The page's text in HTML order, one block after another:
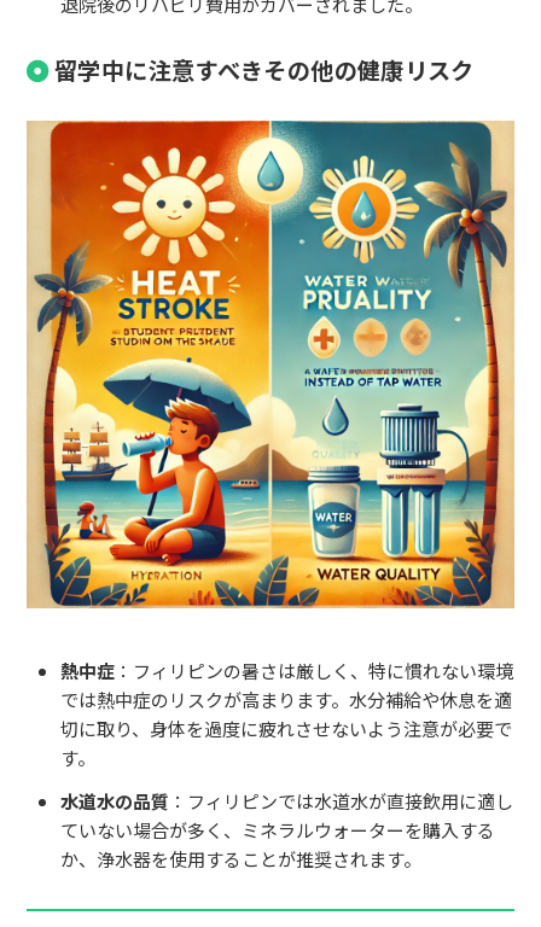
留学中に注意すべきその他の健康リスク
熱中症：フィリピンの暑さは厳しく、特に慣れない環境
では熱中症のリスクが高まります。水分補給や休息を適
切に取り、身体を過度に疲れさせないよう注意が必要で
す。
水道水の品質 ：フィリピンでは水道水が直接飲用に適し
ていない場合が多く、ミネラルウォーターを購入する
か、浄水器を使用することが推奨されます。